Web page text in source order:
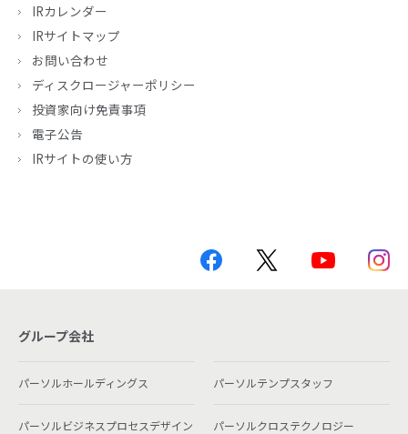
IRカレンダー
IRサイトマップ
お問い合わせ
ディスクロージャーポリシー
投資家向け免責事項
電子公告
IRサイトの使い方
グループ会社
パーソルホールディングス パーソルテンプスタッフ
パーソルビジネスプロセスデザイン パーソルクロステクノロジー